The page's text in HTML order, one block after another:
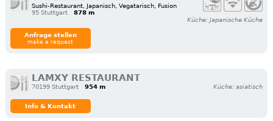
Sushi-Restaurant, Japanisch, Vegatarisch, Fusion
95 Stuttgart
878 m
Küche: Japanische Küche
Anfrage stellen
make a request
LAMXY RESTAURANT
70199 Stuttgart 954 m Küche: asiatisch
Info & Kontakt